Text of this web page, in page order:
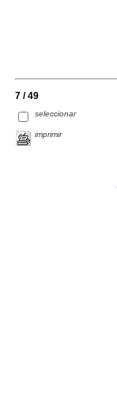
7 / 49
seleccionar
imprimir